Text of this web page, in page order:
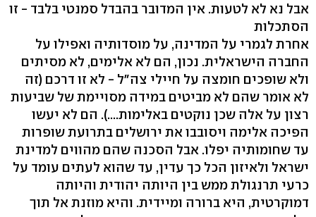
אבל נא לא לטעות. אין המדובר בהבדל סמנטי בלבד - זו
הסתכלות
אחרת לגמרי על המדינה, על מוסדותיה ואפילו על
החברה הישראלית. נכון, הם לא אלימים, לא מסיתים
ולא שופכים חומצה על חיילי צה"ל - לא זו דרכם (זה
לא אומר שהם לא מביטים במידה מסויימת של שביעות
רצון על אלה שכן נוקטים באלימות....). הם לא יעשו
הפיכה אלימה ויסובבו את ירושלים בתרועת שופרות
עד שחומותיה יפלו. אבל הסכנה שהם מהווים למדינת
ישראל ולאיזון הכל כך עדין, עד שהוא לעתים עומד על
כרעי תרנגולת ממש בין היותה יהודית והיותה
דמוקרטית, היא ברורה ומיידית. והיא מוזנת אל תוך